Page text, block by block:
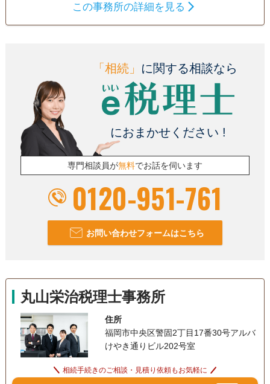
この事務所の詳細を見る
「相続」 に関する相談なら
におまかせください !
専門相談員が無料でお話を伺います
0120-951-761
お問い合わせフォームはこちら
丸山栄治税理士事務所
住所
福岡市中央区警固2丁目17番30号アルバ
けやき通りビル202号室
相続手続きのご相談・見積り依頼もお気軽に